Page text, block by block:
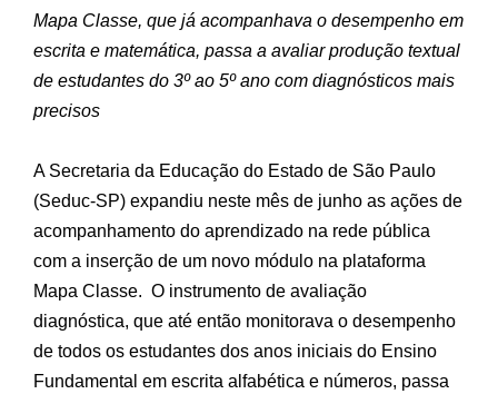
Mapa Classe, que já acompanhava o desempenho em
escrita e matemática, passa a avaliar produção textual
de estudantes do 3º ao 5º ano com diagnósticos mais
precisos
A Secretaria da Educação do Estado de São Paulo
(Seduc-SP) expandiu neste mês de junho as ações de
acompanhamento do aprendizado na rede pública
com a inserção de um novo módulo na plataforma
Mapa Classe. O instrumento de avaliação
diagnóstica, que até então monitorava o desempenho
de todos os estudantes dos anos iniciais do Ensino
Fundamental em escrita alfabética e números, passa